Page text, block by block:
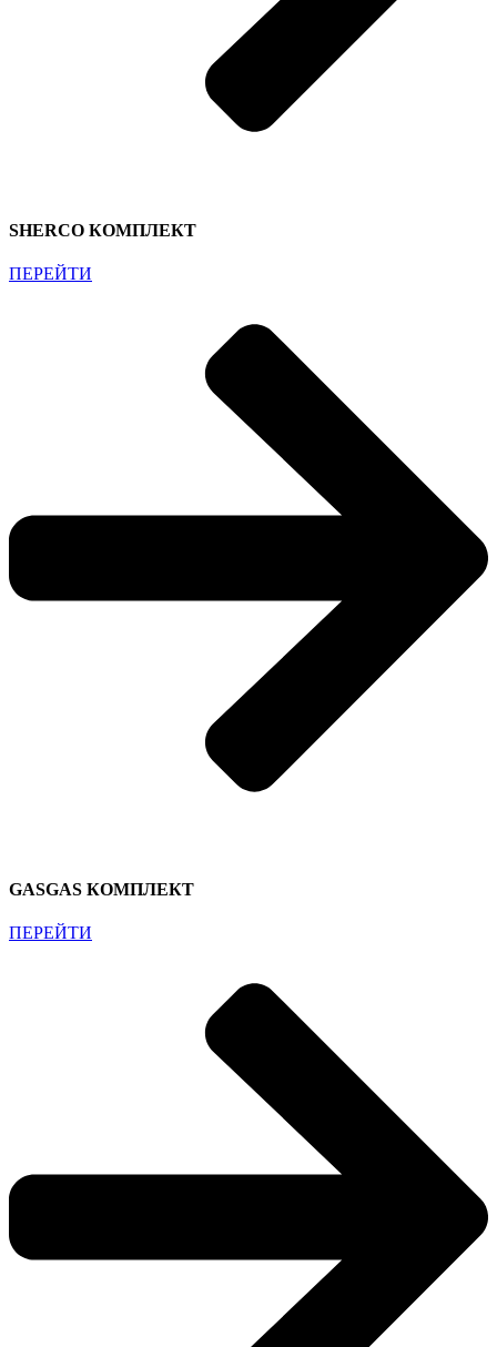
SHERCO КОМПЛЕКТ
ПЕРЕЙТИ
GASGAS КОМПЛЕКТ
ПЕРЕЙТИ